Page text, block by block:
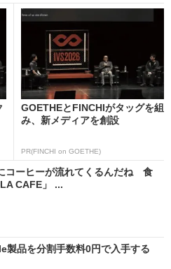
GOETHEとFINCHIがタッグを組
み、新メディアを創設
PR(FINCHI on GOETHE)
コーヒーが流れてくるんだね 食
CAFE」 ...
製品を分割手数料0円で入手する